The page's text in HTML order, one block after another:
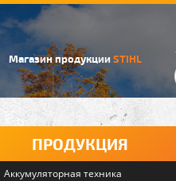
Магазин продукции STIHL
ПРОДУКЦИЯ
Аккумуляторная техника